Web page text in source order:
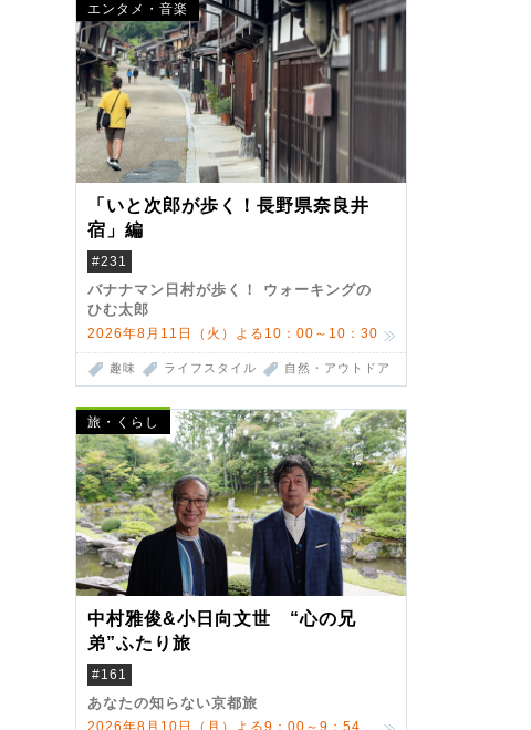
エンタメ・音楽
「いと次郎が歩く！長野県奈良井
宿」編
#231
バナナマン日村が歩く！ ウォーキングの
ひむ太郎
2026年8月11日（火）よる10：00～10：30
趣味 ライフスタイル 自然・アウトドア
旅・くらし
中村雅俊&小日向文世 “心の兄
弟”ふたり旅
#161
あなたの知らない京都旅
2026年8月10日（月）よる9：00～9：54